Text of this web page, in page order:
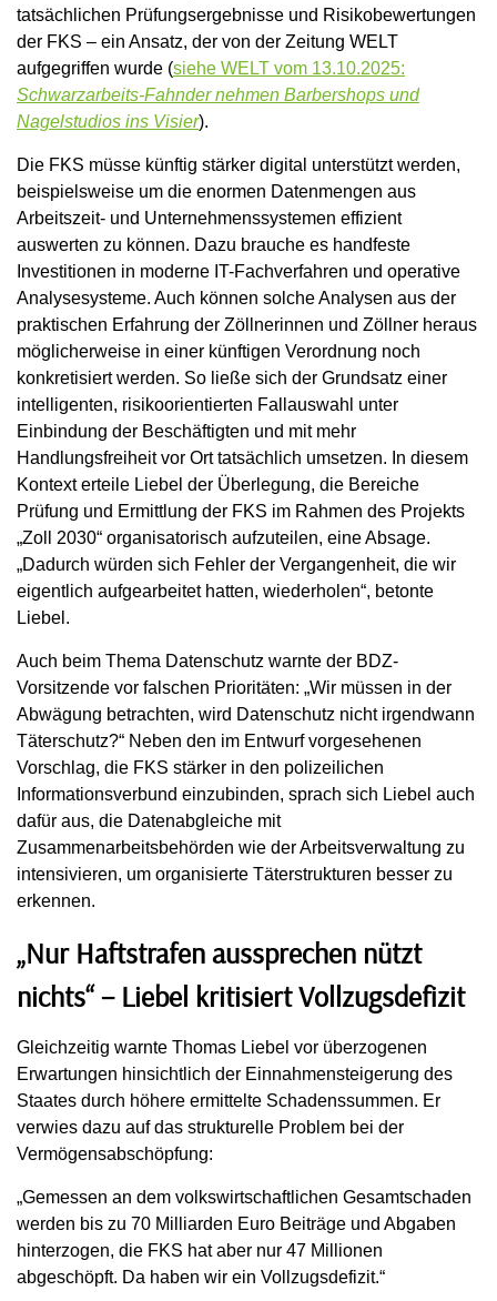
tatsächlichen Prüfungsergebnisse und Risikobewertungen
der FKS – ein Ansatz, der von der Zeitung WELT
aufgegriffen wurde (siehe WELT vom 13.10.2025:
Schwarzarbeits-Fahnder nehmen Barbershops und
Nagelstudios ins Visier).
Die FKS müsse künftig stärker digital unterstützt werden,
beispielsweise um die enormen Datenmengen aus
Arbeitszeit- und Unternehmenssystemen effizient
auswerten zu können. Dazu brauche es handfeste
Investitionen in moderne IT-Fachverfahren und operative
Analysesysteme. Auch können solche Analysen aus der
praktischen Erfahrung der Zöllnerinnen und Zöllner heraus
möglicherweise in einer künftigen Verordnung noch
konkretisiert werden. So ließe sich der Grundsatz einer
intelligenten, risikoorientierten Fallauswahl unter
Einbindung der Beschäftigten und mit mehr
Handlungsfreiheit vor Ort tatsächlich umsetzen. In diesem
Kontext erteile Liebel der Überlegung, die Bereiche
Prüfung und Ermittlung der FKS im Rahmen des Projekts
„Zoll 2030“ organisatorisch aufzuteilen, eine Absage.
„Dadurch würden sich Fehler der Vergangenheit, die wir
eigentlich aufgearbeitet hatten, wiederholen“, betonte
Liebel.
Auch beim Thema Datenschutz warnte der BDZ-
Vorsitzende vor falschen Prioritäten: „Wir müssen in der
Abwägung betrachten, wird Datenschutz nicht irgendwann
Täterschutz?“ Neben den im Entwurf vorgesehenen
Vorschlag, die FKS stärker in den polizeilichen
Informationsverbund einzubinden, sprach sich Liebel auch
dafür aus, die Datenabgleiche mit
Zusammenarbeitsbehörden wie der Arbeitsverwaltung zu
intensivieren, um organisierte Täterstrukturen besser zu
erkennen.
„Nur Haftstrafen aussprechen nützt
nichts“ – Liebel kritisiert Vollzugsdefizit
Gleichzeitig warnte Thomas Liebel vor überzogenen
Erwartungen hinsichtlich der Einnahmensteigerung des
Staates durch höhere ermittelte Schadenssummen. Er
verwies dazu auf das strukturelle Problem bei der
Vermögensabschöpfung:
„Gemessen an dem volkswirtschaftlichen Gesamtschaden
werden bis zu 70 Milliarden Euro Beiträge und Abgaben
hinterzogen, die FKS hat aber nur 47 Millionen
abgeschöpft. Da haben wir ein Vollzugsdefizit.“